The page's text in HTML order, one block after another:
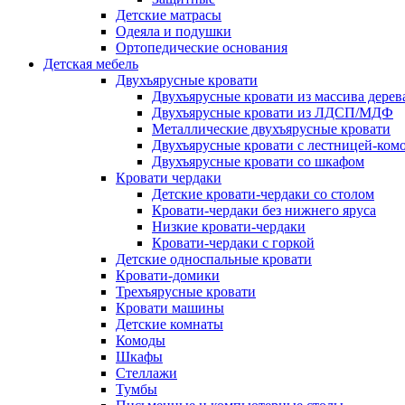
Детские матрасы
Одеяла и подушки
Ортопедические основания
Детская мебель
Двухъярусные кровати
Двухъярусные кровати из массива
Двухъярусные кровати из ЛДСП/МДФ
Металлические двухъярусные кровати
Двухъярусные кровати с лестницей-
Двухъярусные кровати со шкафом
Кровати чердаки
Детские кровати-чердаки со столом
Кровати-чердаки без нижнего яруса
Низкие кровати-чердаки
Кровати-чердаки с горкой
Детские односпальные кровати
Кровати-домики
Трехъярусные кровати
Кровати машины
Детские комнаты
Комоды
Шкафы
Стеллажи
Тумбы